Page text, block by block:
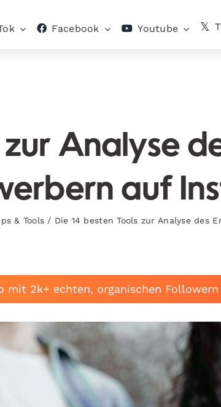
Facebook Youtube
Analyse
auf
& Tools / Die 14 besten Tools zur Analyse des
mit 2k+ echten, organischen Followern